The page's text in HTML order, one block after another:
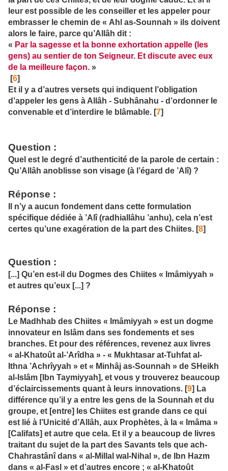
leur est possible de les conseiller et les appeler pour
embrasser le chemin de « Ahl as-Sounnah » ils doivent
alors le faire, parce qu’Allâh dit :
« Par la sagesse et la bonne exhortation appelle (les
gens) au sentier de ton Seigneur. Et discute avec eux
de la meilleure façon. »
[6]
Et il y a d’autres versets qui indiquent l’obligation
d’appeler les gens à Allâh - Subhânahu - d’ordonner le
convenable et d’interdire le blâmable. [7]
Question :
Quel est le degré d’authenticité de la parole de certain :
Qu’Allâh anoblisse son visage (à l’égard de ’Alî) ?
Réponse :
Il n’y a aucun fondement dans cette formulation
spécifique dédiée à ’Alî (radhiallâhu ’anhu), cela n’est
certes qu’une exagération de la part des Chiites. [8]
Question :
[...] Qu’en est-il du Dogmes des Chiites « Imâmiyyah »
et autres qu’eux [...] ?
Réponse :
Le Madhhab des Chiites « Imâmiyyah » est un dogme
innovateur en Islâm dans ses fondements et ses
branches. Et pour des références, revenez aux livres
« al-Khatoût al-’Arîdha » - « Mukhtasar at-Tuhfat al-
Ithna ’Achrîyyah » et « Minhâj as-Sounnah » de SHeikh
al-Islâm [Ibn Taymiyyah], et vous y trouverez beaucoup
d’éclaircissements quant à leurs innovations. [9] La
différence qu’il y a entre les gens de la Sounnah et du
groupe, et [entre] les Chiites est grande dans ce qui
est lié à l’Unicité d’Allâh, aux Prophètes, à la « Imâma »
[Califats] et autre que cela. Et il y a beaucoup de livres
traitant du sujet de la part des Savants tels que ach-
Chahrastânî dans « al-Millal wal-Nihal », de Ibn Hazm
dans « al-Fasl » et d’autres encore ; « al-Khatoût